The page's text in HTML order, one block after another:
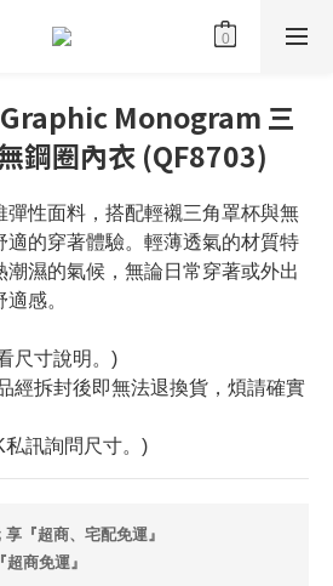
Monogram 三
鋼圈內衣 (QF8703)
彈性面料，搭配輕襯三角罩杯與無
適的穿著體驗。輕薄透氣的材質特
濕的氣候，無論日常穿著或外出
感。
尺寸說明。)
經拆封後即無法退換貨，煩請確實
私訊詢問尺寸。)
『超商、宅配免運』
商免運』